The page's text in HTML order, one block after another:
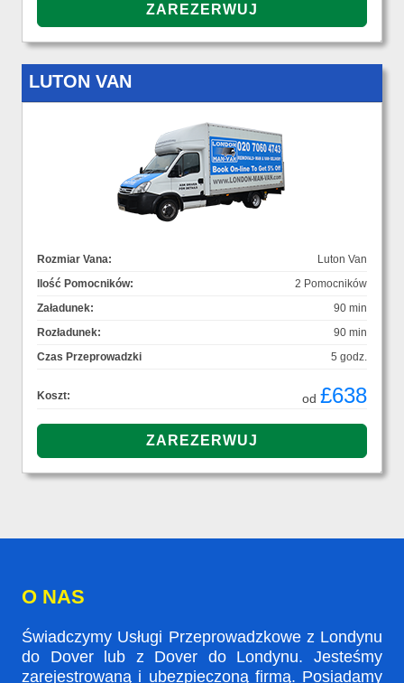
LUTON VAN
Rozmiar Vana:
Luton Van
Ilość Pomocników:
2 Pomocników
Załadunek:
90 min
Rozładunek:
90 min
Czas Przeprowadzki
5 godz.
Koszt: od £638
O NAS
Świadczymy Usługi Przeprowadzkowe z Londynu
do Dover lub z Dover do Londynu. Jesteśmy
zarejestrowaną i ubezpieczoną firmą. Posiadamy